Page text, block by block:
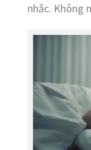
nhắc. Không